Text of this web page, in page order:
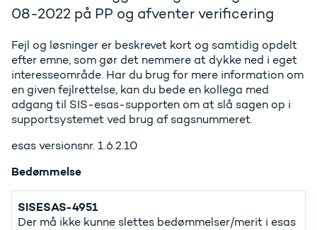
08-2022 på PP og afventer verificering
Fejl og løsninger er beskrevet kort og samtidig opdelt
efter emne, som gør det nemmere at dykke ned i eget
interesseområde. Har du brug for mere information om
en given fejlrettelse, kan du bede en kollega med
adgang til SIS-esas-supporten om at slå sagen op i
supportsystemet ved brug af sagsnummeret.
esas versionsnr. 1.6.2.10
Bedømmelse
SISESAS-4951
Der må ikke kunne slettes bedømmelser/merit i esas